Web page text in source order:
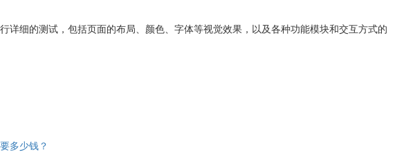
详细的测试，包括页面的布局、颜色、字体等视觉效果，以及各种功能模块和交互方式的
多少钱？